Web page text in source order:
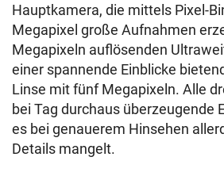
Hauptkamera, die mittels Pixel-
Megapixel große Aufnahmen
Megapixeln auflösenden
einer spannende Einblicke
Linse mit fünf Megapixeln. Alle
bei Tag durchaus überzeugende
es bei genauerem Hinsehen
Details mangelt.